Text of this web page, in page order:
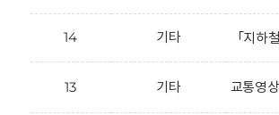
14 기타 「지하
13 기타 교통영